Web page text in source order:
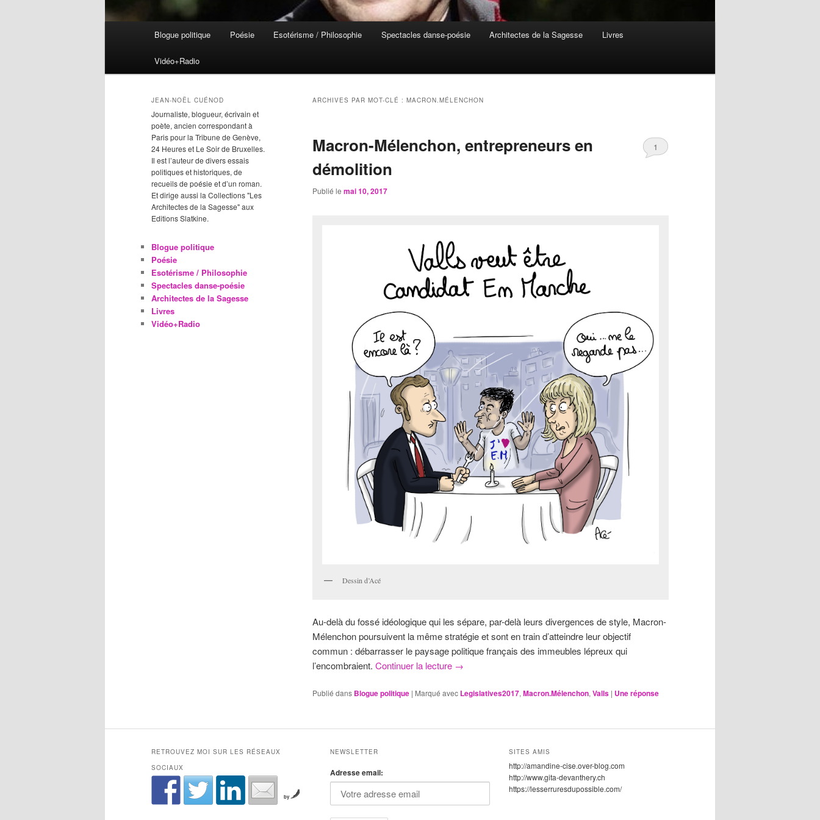
Aller
au
contenu
principal
Aller
au
contenu
secondaire
Blogue politique Poésie Esotérisme / Philosophie Spectacles danse-poésie Architectes de la Sagesse Livres
Vidéo+Radio
ARCHIVES PAR MOT-CLÉ : MACRON.MÉLENCHON
Macron-Mélenchon, entrepreneurs en
démolition
Publié le mai 10, 2017
1
Dessin d’Acé
Au-delà du fossé idéologique qui les sépare, par-delà leurs divergences de style, Macron-
Mélenchon poursuivent la même stratégie et sont en train d’atteindre leur objectif
commun : débarrasser le paysage politique français des immeubles lépreux qui
l’encombraient. Continuer la lecture →
Publié dans Blogue politique | Marqué avec Legislatives2017, Macron.Mélenchon, Valls | Uneréponse
JEAN-NOËL CUÉNOD
Journaliste, blogueur, écrivain et
poète, ancien correspondant à
Paris pour la Tribune de Genève,
24 Heures et Le Soir de Bruxelles.
Il est l’auteur de divers essais
politiques et historiques, de
recueils de poésie et d’un roman.
Et dirige aussi la Collections "Les
Architectes de la Sagesse" aux
Editions Slatkine.
Blogue politique
Poésie
Esotérisme / Philosophie
Spectacles danse-poésie
Architectes de la Sagesse
Livres
Vidéo+Radio
RETROUVEZ MOI SUR LES RÉSEAUX
SOCIAUX
by
NEWSLETTER
Adresse email:
SITES AMIS
http://amandine-cise.over-blog.com
http://www.gita-devanthery.ch
https://lesserruresdupossible.com/